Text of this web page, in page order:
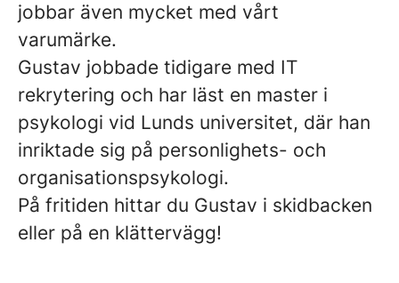
jobbar även mycket med vårt
varumärke.
Gustav jobbade tidigare med IT
rekrytering och har läst en master i
psykologi vid Lunds universitet, där han
inriktade sig på personlighets- och
organisationspsykologi.
På fritiden hittar du Gustav i skidbacken
eller på en klättervägg!